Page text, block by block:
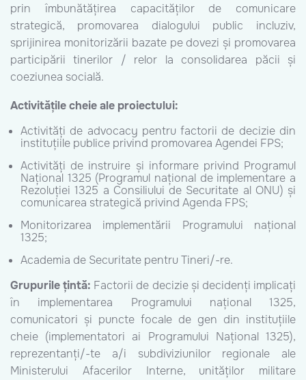
prin îmbunătățirea capacităților de comunicare
strategică, promovarea dialogului public incluziv,
sprijinirea monitorizării bazate pe dovezi și promovarea
participării tinerilor / relor la consolidarea păcii și
coeziunea socială.
Activitățile cheie ale proiectului:
Activități de advocacy pentru factorii de decizie din
instituțiile publice privind promovarea Agendei FPS;
Activități de instruire și informare privind Programul
Național 1325 (Programul național de implementare a
Rezoluției 1325 a Consiliului de Securitate al ONU) și
comunicarea strategică privind Agenda FPS;
Monitorizarea implementării Programului național
1325;
Academia de Securitate pentru Tineri/-re.
Grupurile țintă: Factorii de decizie și decidenți implicați
în implementarea Programului național 1325,
comunicatori și puncte focale de gen din instituțiile
cheie (implementatori ai Programului Național 1325),
reprezentanți/-te a/i subdiviziunilor regionale ale
Ministerului Afacerilor Interne, unităților militare